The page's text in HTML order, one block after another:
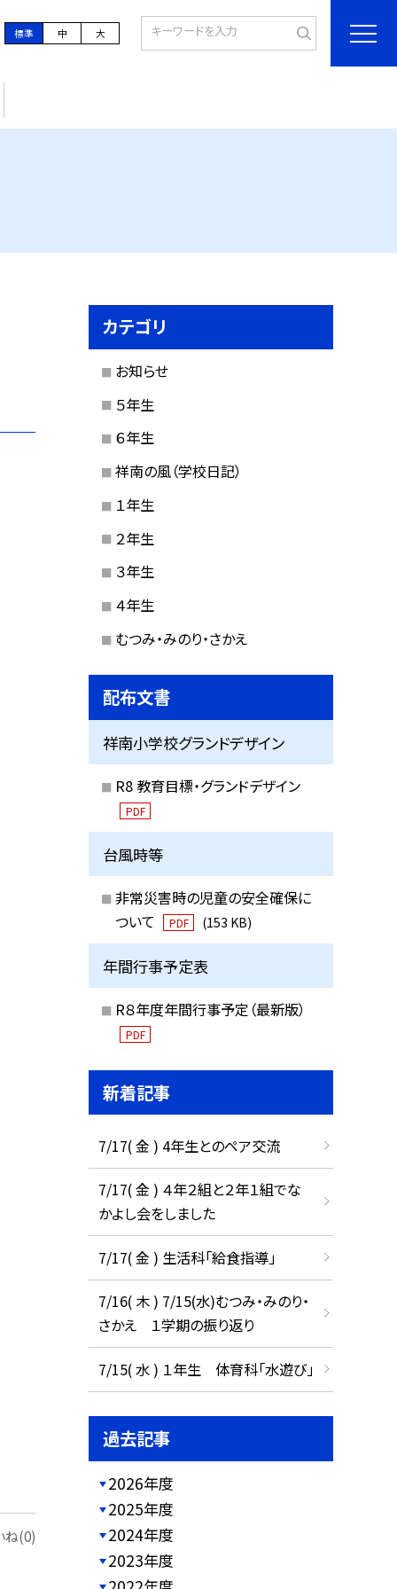
標準 中 大
ね(0)
カテゴリ
お知らせ
５年生
６年生
祥南の風（学校日記）
１年生
２年生
３年生
４年生
むつみ・みのり・さかえ
配布文書
祥南小学校グランドデザイン
R8 教育目標・グランドデザイン
PDF
台風時等
非常災害時の児童の安全確保に
ついて
PDF (153 KB)
年間行事予定表
R８年度年間行事予定（最新版）
PDF
新着記事
7/17( 金 ) 4年生とのペア交流
7/17( 金 ) ４年２組と２年１組でな
かよし会をしました
7/17( 金 ) 生活科「給食指導」
7/16( 木 ) 7/15(水)むつみ・みのり・
さかえ １学期の振り返り
7/15( 水 ) １年生 体育科「水遊び」
過去記事
2026年度
2025年度
2024年度
2023年度